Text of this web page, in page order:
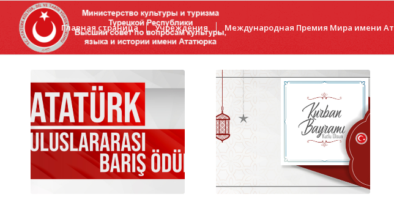
Главная страница Учреждения Международная Премия Мира имени